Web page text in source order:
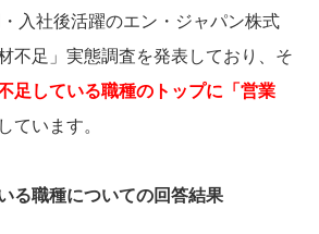
入社後活躍のエン・ジャパン株式
不足」実態調査を発表しており、そ
足している職種のトップに「営業
しています。
る職種についての回答結果